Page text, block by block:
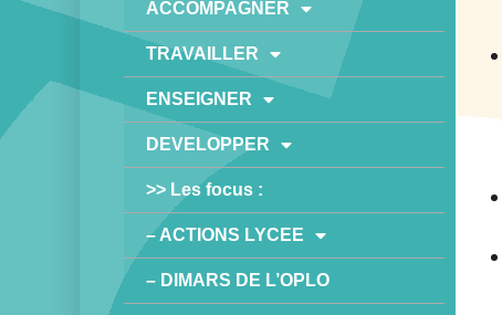
ACCOMPAGNER
TRAVAILLER
ENSEIGNER
DEVELOPPER
>> Les focus :
– ACTIONS LYCEE
– DIMARS DE L’OPLO